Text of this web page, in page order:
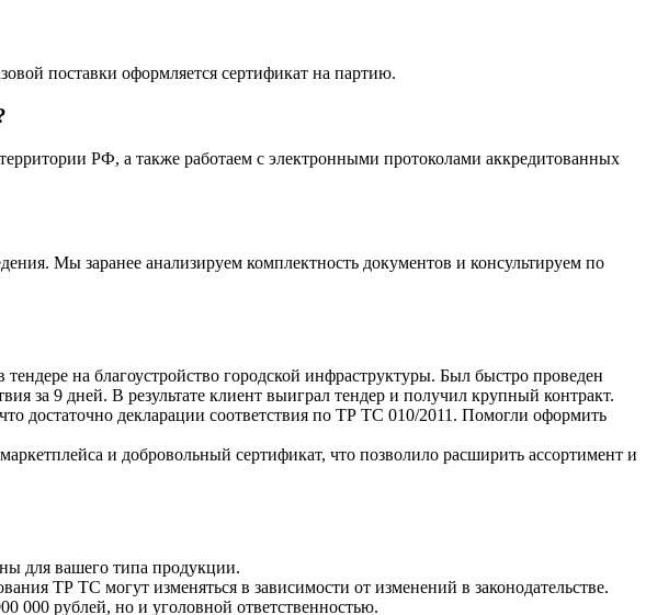
поставки оформляется сертификат на партию.
РФ, а также работаем с электронными протоколами аккредитованных
Мы заранее анализируем комплектность документов и консультируем по
на благоустройство городской инфраструктуры. Был быстро проведен
за 9 дней. В результате клиент выиграл тендер и получил крупный контракт.
достаточно декларации соответствия по ТР ТС 010/2011. Помогли оформить
и добровольный сертификат, что позволило расширить ассортимент и
для вашего типа продукции.
ТР ТС могут изменяться в зависимости от изменений в законодательстве.
000 рублей, но и уголовной ответственностью.